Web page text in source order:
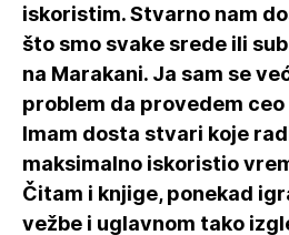
iskoristim. Stvarno nam
što smo svake srede ili
na Marakani. Ja sam se
problem da provedem ceo
Imam dosta stvari koje
maksimalno iskoristio
Čitam i knjige, ponekad
vežbe i uglavnom tako